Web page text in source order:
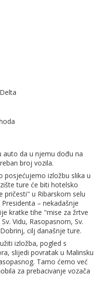
auto da u njemu dođu na
broj vozila.
posjećujemo izložbu slika u
ture će biti hotelsko
pričesti" u Ribarskom selu
– nekadašnje
kratke tihe "mise za žrtve
Vidu, Rasopasnom, Sv.
cilj današnje ture.
izložba, pogled s
slijedi povratak u Malinsku
Tamo ćemo već
za prebacivanje vozača